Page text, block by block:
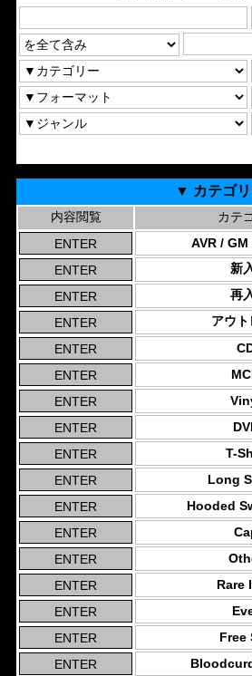
▼ カテゴ
内容閲覧 カテ
AVR /
新
再
アウト
T-
Long
Hooded
Rare
Free